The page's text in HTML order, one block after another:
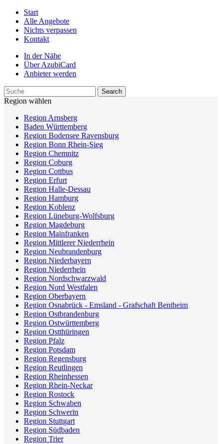
Start
Alle Angebote
Nichts verpassen
Kontakt
In der Nähe
Über AzubiCard
Anbieter werden
Region wählen
Region Arnsberg
Baden Württemberg
Region Bodensee Ravensburg
Region Bonn Rhein-Sieg
Region Chemnitz
Region Coburg
Region Cottbus
Region Erfurt
Region Halle-Dessau
Region Hamburg
Region Koblenz
Region Lüneburg-Wolfsburg
Region Magdeburg
Region Mainfranken
Region Mittlerer Niederrhein
Region Neubrandenburg
Region Niederbayern
Region Niederrhein
Region Nordschwarzwald
Region Nord Westfalen
Region Oberbayern
Region Osnabrück - Emsland - Grafschaft Bentheim
Region Ostbrandenburg
Region Ostwürttemberg
Region Ostthüringen
Region Pfalz
Region Potsdam
Region Regensburg
Region Reutlingen
Region Rheinhessen
Region Rhein-Neckar
Region Rostock
Region Schwaben
Region Schwerin
Region Stuttgart
Region Südbaden
Region Trier